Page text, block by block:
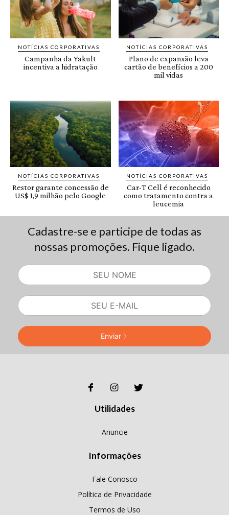
Cadastre-se e participe de todas as
nossas promoções. Fique ligado.
Enviar
Utilidades
Anuncie
Informações
Fale Conosco
Política de Privacidade
Termos de Uso